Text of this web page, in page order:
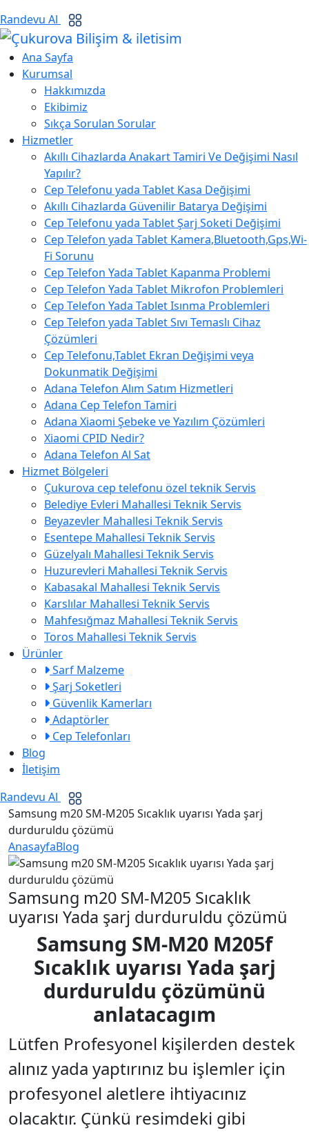
Randevu Al
Ana Sayfa
Kurumsal
Hakkımızda
Ekibimiz
Sıkça Sorulan Sorular
Hizmetler
Akıllı Cihazlarda Anakart Tamiri Ve Değişimi Nasıl
Yapılır?
Cep Telefonu yada Tablet Kasa Değişimi
Akıllı Cihazlarda Güvenilir Batarya Değişimi
Cep Telefonu yada Tablet Şarj Soketi Değişimi
Cep Telefon yada Tablet Kamera,Bluetooth,Gps,Wi-
Fi Sorunu
Cep Telefon Yada Tablet Kapanma Problemi
Cep Telefon Yada Tablet Mikrofon Problemleri
Cep Telefon Yada Tablet Isınma Problemleri
Cep Telefon yada Tablet Sıvı Temaslı Cihaz
Çözümleri
Cep Telefonu,Tablet Ekran Değişimi veya
Dokunmatik Değişimi
Adana Telefon Alım Satım Hizmetleri
Adana Cep Telefon Tamiri
Adana Xiaomi Şebeke ve Yazılım Çözümleri
Xiaomi CPID Nedir?
Adana Telefon Al Sat
Hizmet Bölgeleri
Çukurova cep telefonu özel teknik Servis
Belediye Evleri Mahallesi Teknik Servis
Beyazevler Mahallesi Teknik Servis
Esentepe Mahallesi Teknik Servis
Güzelyalı Mahallesi Teknik Servis
Huzurevleri Mahallesi Teknik Servis
Kabasakal Mahallesi Teknik Servis
Karslılar Mahallesi Teknik Servis
Mahfesığmaz Mahallesi Teknik Servis
Toros Mahallesi Teknik Servis
Ürünler
Sarf Malzeme
Şarj Soketleri
Güvenlik Kamerları
Adaptörler
Cep Telefonları
Blog
İletişim
Randevu Al
Samsung m20 SM-M205 Sıcaklık uyarısı Yada şarj
durduruldu çözümü
AnasayfaBlog
Samsung m20 SM-M205 Sıcaklık
uyarısı Yada şarj durduruldu çözümü
Samsung SM-M20 M205f
Sıcaklık uyarısı Yada şarj
durduruldu çözümünü
anlatacagım
Lütfen Profesyonel kişilerden destek
alınız yada yaptırınız bu işlemler için
profesyonel aletlere ihtiyacınız
olacaktır. Çünkü resimdeki gibi